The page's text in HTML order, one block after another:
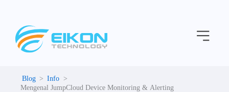
content
Menu
Info
Mengenal JumpCloud Device Monitoring & Alerting
e
g
i
e